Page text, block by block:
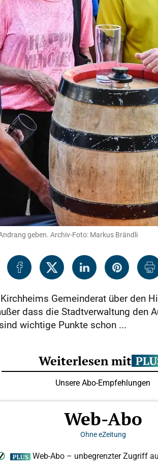
geben. Archiv-Foto: Markus Brändli
Gemeinderat über den
dass die Stadtverwaltung den
wichtige Punkte schon ...